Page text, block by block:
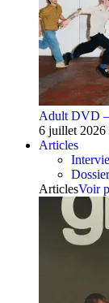
Adult DVD –
6 juillet 2026
Articles
ArticlesVoir